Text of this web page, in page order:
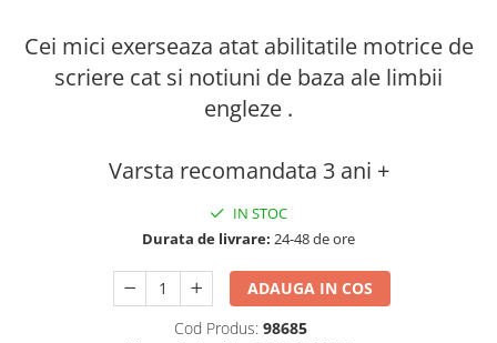
Cei mici exerseaza atat abilitatile motrice de
scriere cat si notiuni de baza ale limbii
engleze .
Varsta recomandata 3 ani +
IN STOC
Durata de livrare: 24-48 de ore
ADAUGA IN COS
Cod Produs: 98685